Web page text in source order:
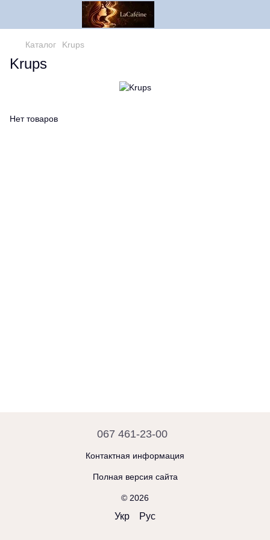
Каталог Krups
Krups
Нет товаров
067 461-23-00
Контактная информация
Полная версия сайта
© 2026
Укр Рус